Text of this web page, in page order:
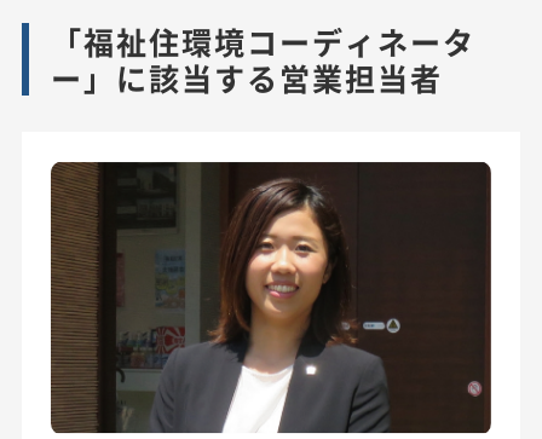
「福祉住環境コーディネータ
ー」に該当する営業担当者